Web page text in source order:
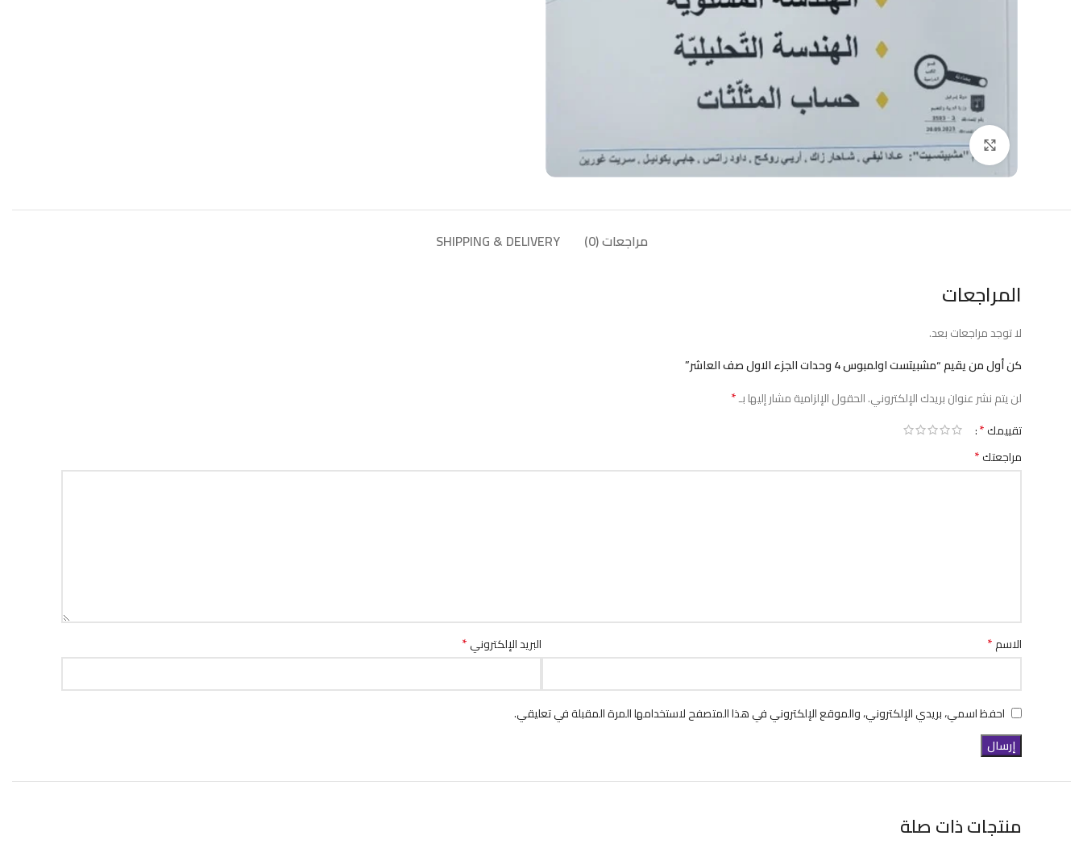
Click to enlarge
مراجعات (0) SHIPPING & DELIVERY
المراجعات
لا توجد مراجعات بعد.
كن أول من يقيم “مشبيتست اولمبوس 4 وحدات الجزء الاول صف العاشر”
لن يتم نشر عنوان بريدك الإلكتروني.الحقول الإلزامية مشار إليها بـ*
تقييمك*
مراجعتك*
الاسم* البريد الإلكتروني*
احفظ اسمي، بريدي الإلكتروني، والموقع الإلكتروني في هذا المتصفح لاستخدامها المرة المقبلة في تعليقي.
منتجات ذات صلة